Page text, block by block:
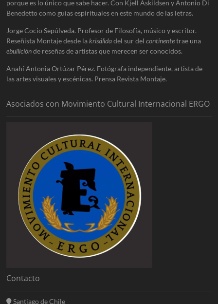
porque es lo único que sabe hacer. Con Kjell Askildsen y Antonio Di
Benedetto como guías espirituales en este mundo de las letras.
Jorge Cocio Sepúlveda. Profesor de Filosofía, músico y escritor.
Reseñista Montaje desde lakrisálidadel sur delcontinentetrae una
ebulliciónde reseñas de artistas que merecen ser conocidos.
Anahí Antonia Ortúzar Pérez. Fotógrafa independiente, artista de
las artes visuales y escénicas. Prensa Revista Montaje.
Asociados con Movimiento Cultural Internacional ERGO
Contacto
Santiago de Chile